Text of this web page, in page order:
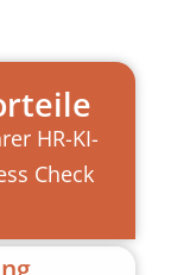
HR-KI-
Check